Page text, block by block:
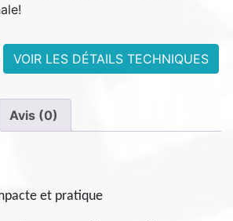
VOIR LES DÉTAILS TECHNIQUES
Avis (0)
et pratique